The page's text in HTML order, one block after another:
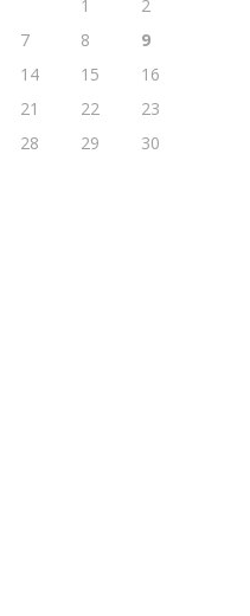
1
2
7 8
9
14 15
16
21 22
23
28 29
30